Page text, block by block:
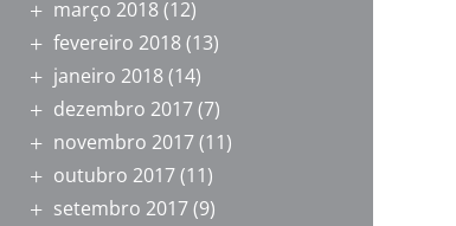
março 2018(12)
fevereiro 2018(13)
janeiro 2018(14)
dezembro 2017(7)
novembro 2017(11)
outubro 2017(11)
setembro 2017(9)